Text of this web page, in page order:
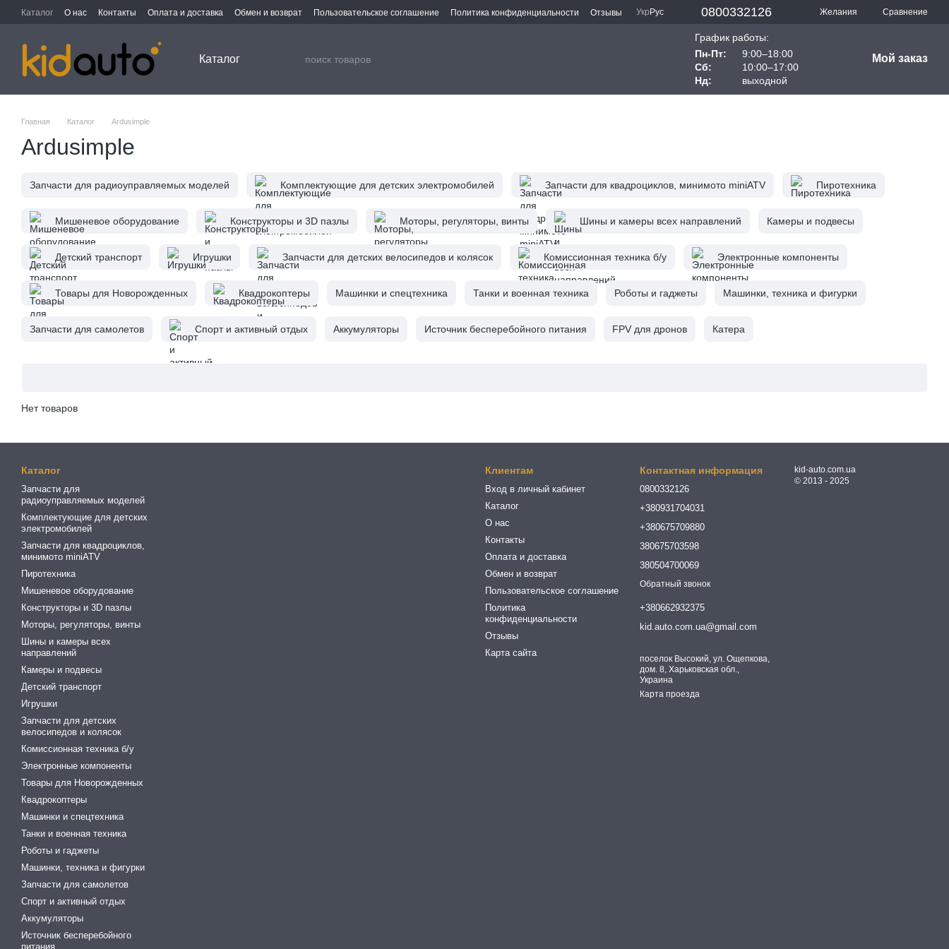
Перейти к основному контенту
Каталог О нас Контакты Оплата и доставка Обмен и возврат Пользовательское соглашение Политика конфиденциальности Отзывы Укр Рус 0800332126 Желания Сравнение
Каталог
График работы:
Пн-Пт:
9:00–18:00
Сб:
10:00–17:00
Нд:
выходной
Мой заказ
Главная Каталог Ardusimple
Ardusimple
Запчасти для радиоуправляемых моделей Комплектующие для детских электромобилей Запчасти для квадроциклов, минимото miniATV Пиротехника
Мишеневое оборудование Конструкторы и 3D пазлы Моторы, регуляторы, винты Шины и камеры всех направлений Камеры и подвесы
Детский транспорт Игрушки Запчасти для детских велосипедов и колясок Комиссионная техника б/у Электронные компоненты
Товары для Новорожденных Квадрокоптеры Машинки и спецтехника Танки и военная техника Роботы и гаджеты Машинки, техника и фигурки
Запчасти для самолетов Спорт и активный отдых Аккумуляторы Источник бесперебойного питания FPV для дронов Катера
Нет товаров
Каталог
Запчасти для
радиоуправляемых моделей
Комплектующие для детских
электромобилей
Запчасти для квадроциклов,
минимото miniATV
Пиротехника
Мишеневое оборудование
Конструкторы и 3D пазлы
Моторы, регуляторы, винты
Шины и камеры всех
направлений
Камеры и подвесы
Детский транспорт
Игрушки
Запчасти для детских
велосипедов и колясок
Комиссионная техника б/у
Электронные компоненты
Товары для Новорожденных
Квадрокоптеры
Машинки и спецтехника
Танки и военная техника
Роботы и гаджеты
Машинки, техника и фигурки
Запчасти для самолетов
Спорт и активный отдых
Аккумуляторы
Источник бесперебойного
питания
Клиентам
Вход в личный кабинет
Каталог
О нас
Контакты
Оплата и доставка
Обмен и возврат
Пользовательское соглашение
Политика
конфиденциальности
Отзывы
Карта сайта
Контактная информация
0800332126
+380931704031
+380675709880
380675703598
380504700069
Обратный звонок
+380662932375
kid.auto.com.ua@gmail.com
поселок Высокий, ул. Ощепкова,
дом. 8, Харьковская обл.,
Украина
Карта проезда
kid-auto.com.ua
© 2013 - 2025